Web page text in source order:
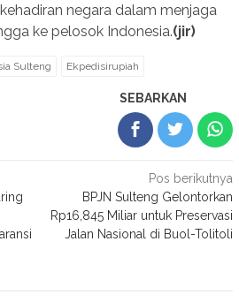
negara dalam menjaga
ke pelosok Indonesia.(jir)
Sulteng Ekpedisirupiah
SEBARKAN
Pos berikutnya
BPJN Sulteng Gelontorkan
Rp16,845 Miliar untuk Preservasi
Jalan Nasional di Buol-Tolitoli